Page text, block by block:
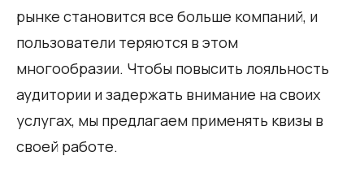
рынке становится все больше компаний, и
пользователи теряются в этом
многообразии. Чтобы повысить лояльность
аудитории и задержать внимание на своих
услугах, мы предлагаем применять квизы в
своей работе.